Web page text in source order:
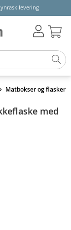
levering
Matbokser og flasker
med